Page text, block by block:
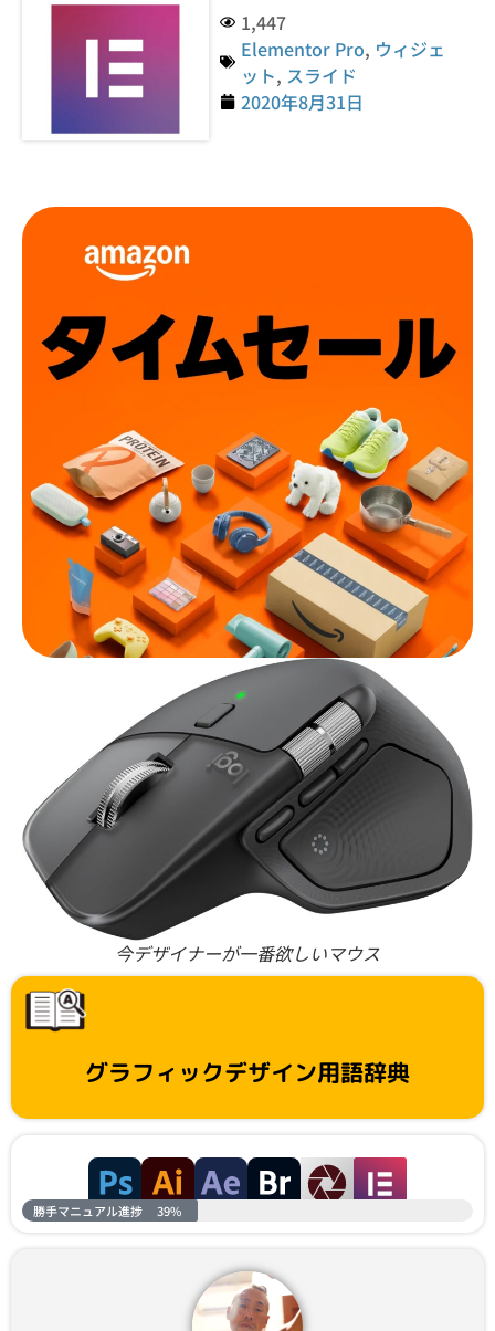
1,447
Elementor Pro, ウィジェ
ット, スライド
2020年8月31日
今デザイナーが一番欲しいマウス
グラフィックデザイン用語辞典
勝手マニュアル進捗 39%